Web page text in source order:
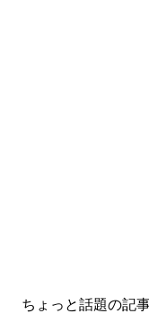
ちょっと話題の記